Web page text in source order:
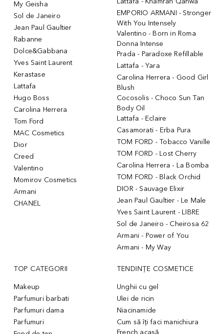
My Geisha
Sol de Janeiro
Jean Paul Gaultier
Rabanne
Dolce&Gabbana
Yves Saint Laurent
Kerastase
Lattafa
Hugo Boss
Carolina Herrera
Tom Ford
MAC Cosmetics
Dior
Creed
Valentino
Momirov Cosmetics
Armani
CHANEL
EMPORIO ARMANI - Stronger
With You Intensely
Valentino - Born in Roma
Donna Intense
Prada - Paradoxe Refillable
Lattafa - Yara
Carolina Herrera - Good Girl
Blush
Cocosolis - Choco Sun Tan
Body Oil
Lattafa - Eclaire
Casamorati - Erba Pura
TOM FORD - Tobacco Vanille
TOM FORD - Lost Cherry
Carolina Herrera - La Bomba
TOM FORD - Black Orchid
DIOR - Sauvage Elixir
Jean Paul Gaultier - Le Male
Yves Saint Laurent - LIBRE
Sol de Janeiro - Cheirosa 62
Armani - Power of You
Armani - My Way
TOP CATEGORII
Makeup
Parfumuri barbati
Parfumuri dama
Parfumuri
TENDINȚE COSMETICE
Unghii cu gel
Ulei de ricin
Niacinamide
Cum să îți faci manichiura
French acasă